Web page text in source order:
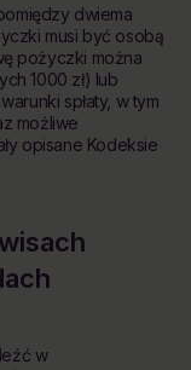
dwiema
musi być osobą
pożyczki można
1000 zł) lub
spłaty, w tym
możliwe
opisane Kodeksie
w